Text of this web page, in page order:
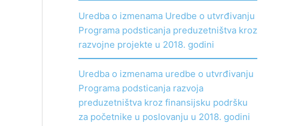
Uredba o izmenama Uredbe o utvrđivanju
Programa podsticanja preduzetništva kroz
razvojne projekte u 2018. godini
Uredba o izmenama uredbe o utvrđivanju
Programa podsticanja razvoja
preduzetništva kroz finansijsku podršku
za početnike u poslovanju u 2018. godini